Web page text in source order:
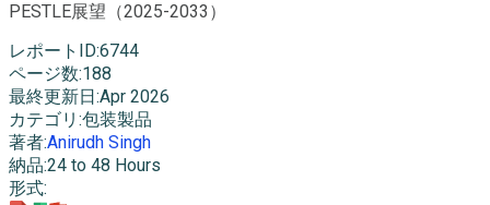
PESTLE展望（2025-2033）
レポートID:6744
ページ数:188
最終更新日 :Apr 2026
カテゴリ :包装製品
著者:Anirudh Singh
納品:24 to 48 Hours
形式: